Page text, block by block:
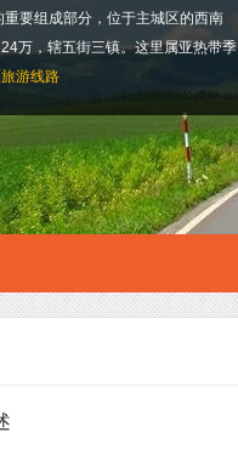
要组成部分，位于主城区的西南
万，辖五街三镇。这里属亚热带季
游线路